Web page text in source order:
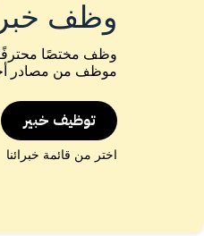
وظف
وظف مختصًا محترفًا
موظف من مصادر
توظيف خبير
اختر من قائمة خبرائنا